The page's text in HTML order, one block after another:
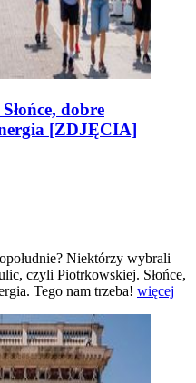
dobre
[ZDJĘCIA]
Niektórzy wybrali
czyli Piotrkowskiej. Słońce,
Tego nam trzeba! więcej